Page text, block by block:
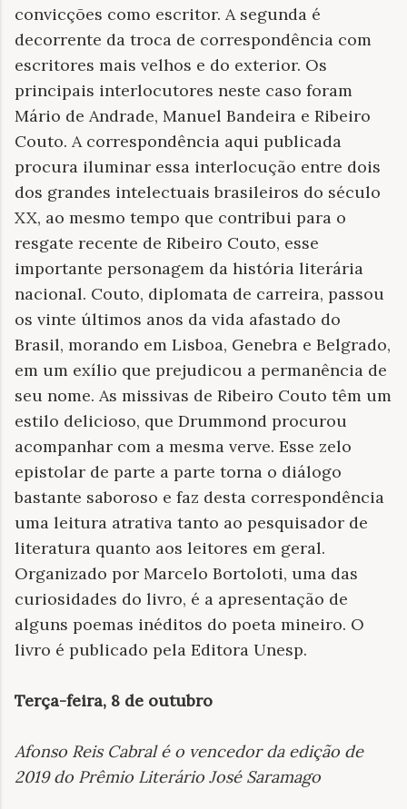
convicções como escritor. A segunda é
decorrente da troca de correspondência com
escritores mais velhos e do exterior. Os
principais interlocutores neste caso foram
Mário de Andrade, Manuel Bandeira e Ribeiro
Couto. A correspondência aqui publicada
procura iluminar essa interlocução entre dois
dos grandes intelectuais brasileiros do século
XX, ao mesmo tempo que contribui para o
resgate recente de Ribeiro Couto, esse
importante personagem da história literária
nacional. Couto, diplomata de carreira, passou
os vinte últimos anos da vida afastado do
Brasil, morando em Lisboa, Genebra e Belgrado,
em um exílio que prejudicou a permanência de
seu nome. As missivas de Ribeiro Couto têm um
estilo delicioso, que Drummond procurou
acompanhar com a mesma verve. Esse zelo
epistolar de parte a parte torna o diálogo
bastante saboroso e faz desta correspondência
uma leitura atrativa tanto ao pesquisador de
literatura quanto aos leitores em geral.
Organizado por Marcelo Bortoloti, uma das
curiosidades do livro, é a apresentação de
alguns poemas inéditos do poeta mineiro. O
livro é publicado pela Editora Unesp.
Terça-feira, 8 de outubro
Afonso Reis Cabral é o vencedor da edição de
2019 do Prêmio Literário José Saramago